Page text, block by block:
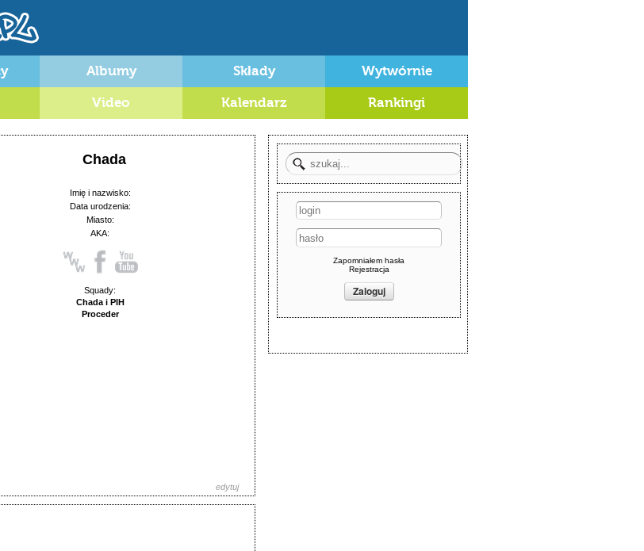
Albumy Składy Wytwórnie
Video Kalendarz Rankingi
Zapomniałem hasła
Rejestracja
Chada
Imię i nazwisko:
Data urodzenia:
Miasto:
AKA:
Squady:
Chada i PIH
Proceder
edytuj